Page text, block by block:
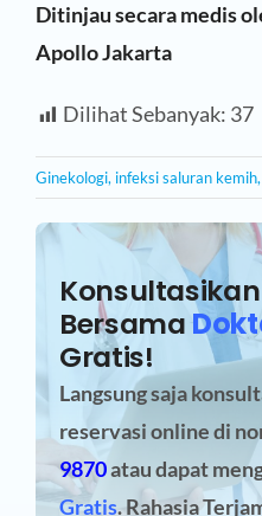
Ditinjau secara medis
Apollo Jakarta
Dilihat Sebanyak: 37
Ginekologi, infeksi saluran kemih,
Konsultasikan
Bersama
Gratis!
Langsung saja
reservasi onlinedi
9870atau dapat
Gratis. Rahasia